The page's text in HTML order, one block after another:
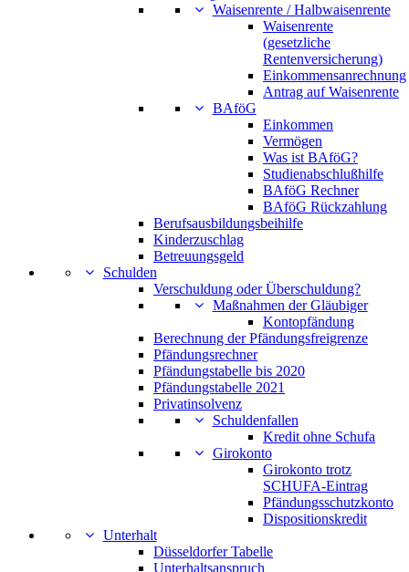
Waisenrente / Halbwaisenrente
Waisenrente
(gesetzliche
Rentenversicherung)
Einkommensanrechnung
Antrag auf Waisenrente
BAföG
Einkommen
Vermögen
Was ist BAföG?
Studienabschlußhilfe
BAföG Rechner
BAföG Rückzahlung
Berufsausbildungsbeihilfe
Kinderzuschlag
Betreuungsgeld
Schulden
Verschuldung oder Überschuldung?
Maßnahmen der Gläubiger
Kontopfändung
Berechnung der Pfändungsfreigrenze
Pfändungsrechner
Pfändungstabelle bis 2020
Pfändungstabelle 2021
Privatinsolvenz
Schuldenfallen
Kredit ohne Schufa
Girokonto
Girokonto trotz
SCHUFA-Eintrag
Pfändungsschutzkonto
Dispositionskredit
Unterhalt
Düsseldorfer Tabelle
Unterhaltsanspruch